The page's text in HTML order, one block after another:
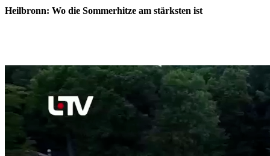
Heilbronn: Wo die Sommerhitze am stärksten ist